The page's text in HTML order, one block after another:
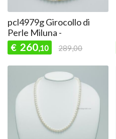
pcl4979g Girocollo di
Perle Miluna -
€ 260,10 289,00